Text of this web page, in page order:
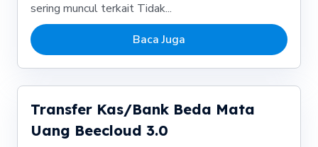
sering muncul terkait Tidak...
Baca Juga
Transfer Kas/Bank Beda Mata
Uang Beecloud 3.0